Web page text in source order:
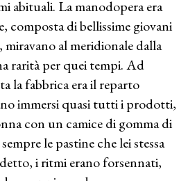
abituali. La manodopera era
composta di bellissime giovani
miravano al meridionale dalla
rarità per quei tempi. Ad
la fabbrica era il reparto
immersi quasi tutti i prodotti,
con un camice di gomma di
le pastine che lei stessa
i ritmi erano forsennati,